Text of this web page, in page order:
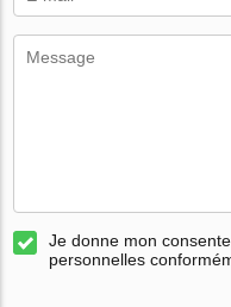
Je donne mon
personnelles